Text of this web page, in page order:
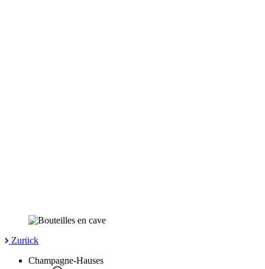
Zurück
Champagne-Hauses